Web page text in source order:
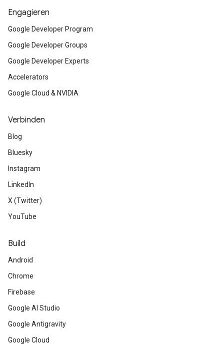
Engagieren
Google Developer Program
Google Developer Groups
Google Developer Experts
Accelerators
Google Cloud & NVIDIA
Verbinden
Blog
Bluesky
Instagram
LinkedIn
X (Twitter)
YouTube
Build
Android
Chrome
Firebase
Google AI Studio
Google Antigravity
Google Cloud